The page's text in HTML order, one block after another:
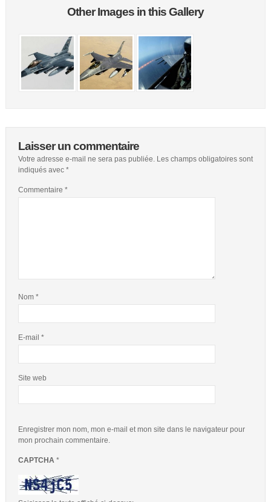
Other Images in this Gallery
Laisser un commentaire
Votre adresse e-mail ne sera pas publiée. Les champs obligatoires sont
indiqués avec *
Commentaire *
Nom *
E-mail *
Site web
Enregistrer mon nom, mon e-mail et mon site dans le navigateur pour
mon prochain commentaire.
CAPTCHA *